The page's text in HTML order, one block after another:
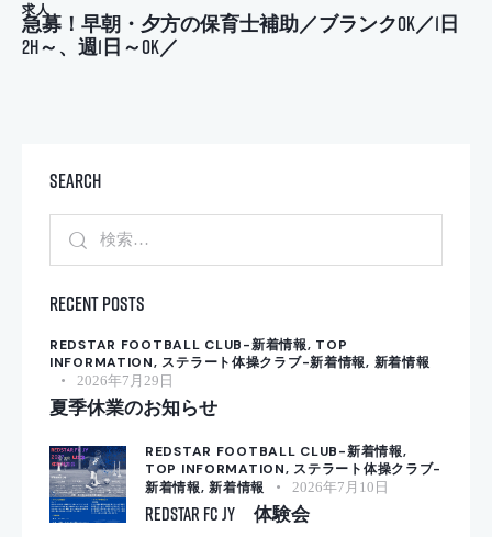
求人
急募！早朝・夕方の保育士補助／ブランクOK／1日
2h～、週1日～OK／
Search
Recent Posts
REDSTAR FOOTBALL CLUB-新着情報, TOP
INFORMATION, ステラート体操クラブ-新着情報, 新着情報
2026年7月29日
夏季休業のお知らせ
REDSTAR FOOTBALL CLUB-新着情報,
TOP INFORMATION, ステラート体操クラブ-
新着情報,新着情報 2026年7月10日
REDSTAR FC JY 体験会